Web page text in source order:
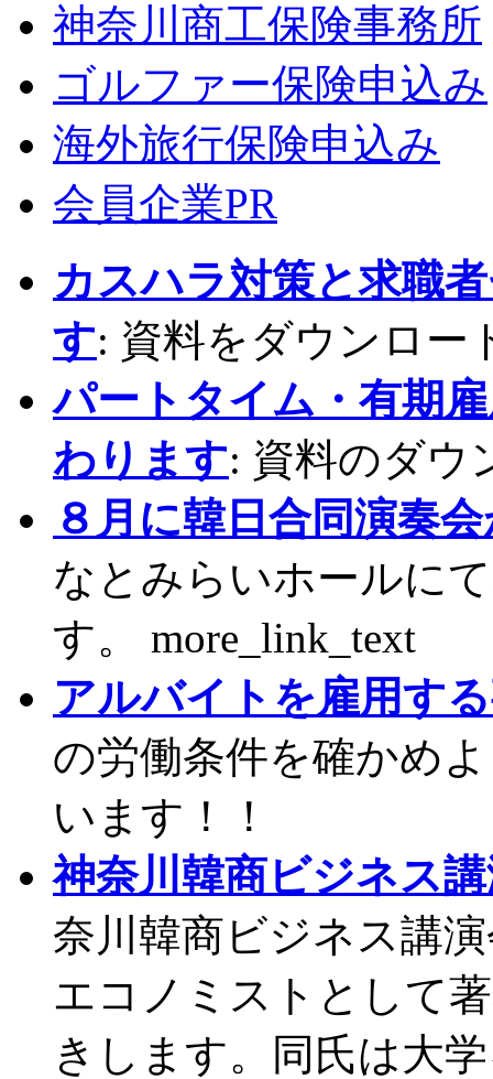
神奈川商工保険事務所
ゴルファー保険申込み
海外旅行保険申込み
会員企業PR
カスハラ対策と求職
す: 資料をダウンロー
パートタイム・有期
わります: 資料のダウ
８月に韓日合同演奏
なとみらいホールに
す。 more_link_text
アルバイトを雇用す
の労働条件を確かめ
います！！
神奈川韓商ビジネス
奈川韓商ビジネス講
エコノミストとして
きします。同氏は大